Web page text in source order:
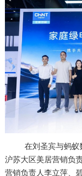
在刘圣宾与蚂蚁数
沪苏大区美居营销负
营销负责人李立萍、